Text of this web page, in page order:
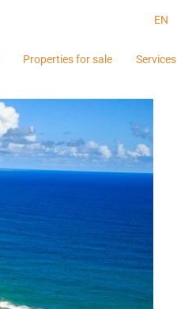
EN
Properties for sale Services